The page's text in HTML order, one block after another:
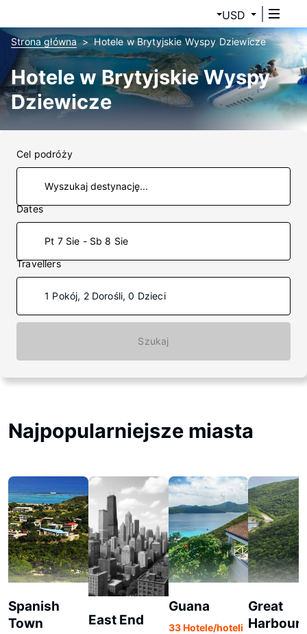
USD
Strona główna Hotele w Brytyjskie Wyspy Dziewicze
Hotele w Brytyjskie Wyspy
Dziewicze
Cel podróży
Dates
Pt 7 Sie - Sb 8 Sie
Travellers
1 Pokój, 2 Dorośli, 0 Dzieci
Szukaj
Najpopularniejsze miasta
Spanish
Town
East End
Guana
33 Hotele/hoteli
Great
Harbour